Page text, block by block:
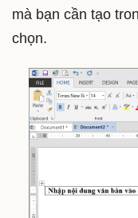
mà bạn cần tạo
chọn.